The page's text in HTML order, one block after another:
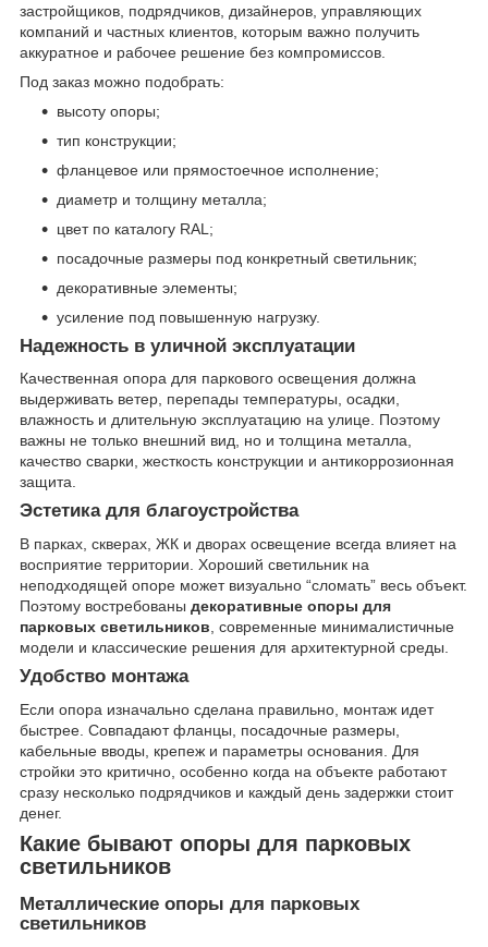
застройщиков, подрядчиков, дизайнеров, управляющих
компаний и частных клиентов, которым важно получить
аккуратное и рабочее решение без компромиссов.
Под заказ можно подобрать:
высоту опоры;
тип конструкции;
фланцевое или прямостоечное исполнение;
диаметр и толщину металла;
цвет по каталогу RAL;
посадочные размеры под конкретный светильник;
декоративные элементы;
усиление под повышенную нагрузку.
Надежность в уличной эксплуатации
Качественная опора для паркового освещения должна
выдерживать ветер, перепады температуры, осадки,
влажность и длительную эксплуатацию на улице. Поэтому
важны не только внешний вид, но и толщина металла,
качество сварки, жесткость конструкции и антикоррозионная
защита.
Эстетика для благоустройства
В парках, скверах, ЖК и дворах освещение всегда влияет на
восприятие территории. Хороший светильник на
неподходящей опоре может визуально “сломать” весь объект.
Поэтому востребованы декоративные опоры для
парковых светильников , современные минималистичные
модели и классические решения для архитектурной среды.
Удобство монтажа
Если опора изначально сделана правильно, монтаж идет
быстрее. Совпадают фланцы, посадочные размеры,
кабельные вводы, крепеж и параметры основания. Для
стройки это критично, особенно когда на объекте работают
сразу несколько подрядчиков и каждый день задержки стоит
денег.
Какие бывают опоры для парковых
светильников
Металлические опоры для парковых
светильников